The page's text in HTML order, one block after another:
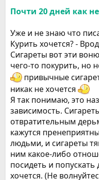
Почти 20 дней как
Уже и не знаю что
Курить хочется? -
Сигареты вот эти
чего-то покурить, но
привычные
никак не хочется
Я так понимаю, это
зависимость.
отвратительным
кажутся
людьми, и сигареты
ним какое-либо
посидеть и
хочется. (Не